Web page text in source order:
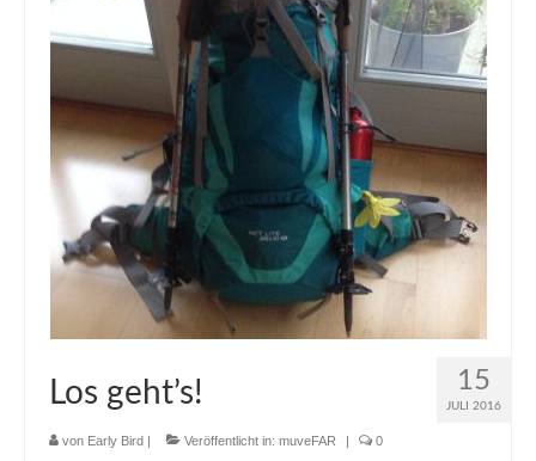
muveBOLDLY
muveFAR
15
JULI 2016
Los geht’s!
von Early Bird Veröffentlicht in: muveFAR 0